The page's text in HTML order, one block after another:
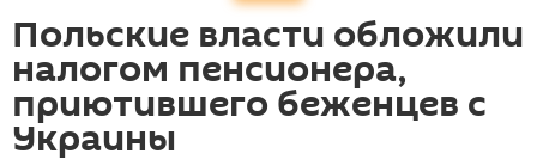
Польские власти обложили
налогом пенсионера,
приютившего беженцев с
Украины